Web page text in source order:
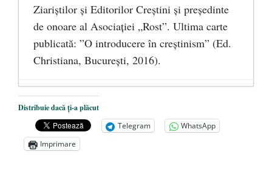
Ziariştilor şi Editorilor Creştini şi preşedinte
de onoare al Asociaţiei „Rost”. Ultima carte
publicată: ”O introducere în creștinism” (Ed.
Christiana, Bucureşti, 2016).
DANA KONYA-PETRIȘOR, ÎNTRU
VEȘNICĂ POMENIRE
- 17 martie 2021
ÎNĂLȚATU-S-A! - 28 mai 2020
Sic credo – Francisco Franco (1892-1975)
Distribuie dacă ți-a plăcut
Telegram
WhatsApp
Imprimare